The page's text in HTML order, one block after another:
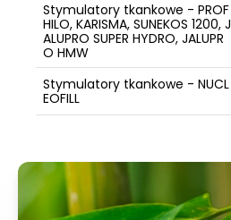
Stymulatory tkankowe - PROF
HILO, KARISMA, SUNEKOS 1200, J
ALUPRO SUPER HYDRO, JALUPR
O HMW
Stymulatory tkankowe - NUCL
EOFILL